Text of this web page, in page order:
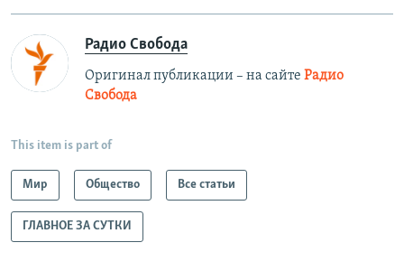
Радио Свобода
Оригинал публикации – на сайте Радио
Свобода
This item is part of
Мир Общество Все статьи
ГЛАВНОЕ ЗА СУТКИ